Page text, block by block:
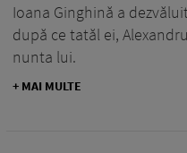
Ioana Ginghină a
după ce tatăl ei,
nunta lui.
+ MAI MULTE